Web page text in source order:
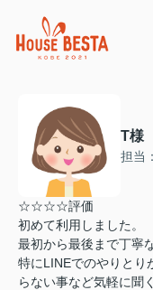
T様
担当
☆☆☆☆評価
初めて利用しました。
最初から最後まで丁寧
特にLINEでのやりとり
らない事など気軽に聞